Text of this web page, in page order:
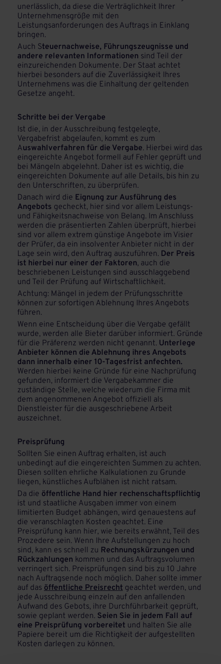
unerlässlich, da diese die Verträglichkeit Ihrer
Unternehmensgröße mit den
Leistungsanforderungen des Auftrags in Einklang
bringen.
Auch Steuernachweise, Führungszeugnisse und
andere relevanten Informationen sind Teil der
einzureichenden Dokumente. Der Staat achtet
hierbei besonders auf die Zuverlässigkeit Ihres
Unternehmens was die Einhaltung der geltenden
Gesetze angeht.
Schritte bei der Vergabe
Ist die, in der Ausschreibung festgelegte,
Vergabefrist abgelaufen, kommt es zum
Auswahlverfahren für die Vergabe. Hierbei wird das
eingereichte Angebot formell auf Fehler geprüft und
bei Mängeln abgelehnt. Daher ist es wichtig, die
eingereichten Dokumente auf alle Details, bis hin zu
den Unterschriften, zu überprüfen.
Danach wird die Eignung zur Ausführung des
Angebots gecheckt, hier sind vor allem Leistungs-
und Fähigkeitsnachweise von Belang. Im Anschluss
werden die präsentierten Zahlen überprüft, hierbei
sind vor allem extrem günstige Angebote im Visier
der Prüfer, da ein insolventer Anbieter nicht in der
Lage sein wird, den Auftrag auszuführen. Der Preis
ist hierbei nur einer der Faktoren, auch die
beschriebenen Leistungen sind ausschlaggebend
und Teil der Prüfung auf Wirtschaftlichkeit.
Achtung: Mängel in jedem der Prüfungsschritte
können zur sofortigen Ablehnung Ihres Angebots
führen.
Wenn eine Entscheidung über die Vergabe gefällt
wurde, werden alle Bieter darüber informiert. Gründe
für die Präferenz werden nicht genannt. Unterlege
Anbieter können die Ablehnung ihres Angebots
dann innerhalb einer 10-Tagesfrist anfechten.
Werden hierbei keine Gründe für eine Nachprüfung
gefunden, informiert die Vergabekammer die
zuständige Stelle, welche wiederum die Firma mit
dem angenommenen Angebot offiziell als
Dienstleister für die ausgeschriebene Arbeit
auszeichnet.
Preisprüfung
Sollten Sie einen Auftrag erhalten, ist auch
unbedingt auf die eingereichten Summen zu achten.
Diesen sollten ehrliche Kalkulationen zu Grunde
liegen, künstliches Aufblähen ist nicht ratsam.
Da die öffentliche Hand hier rechenschaftspflichtig
ist und staatliche Ausgaben immer von einem
limitierten Budget abhängen, wird genauestens auf
die veranschlagten Kosten geachtet. Eine
Preisprüfung kann hier, wie bereits erwähnt, Teil des
Prozedere sein. Wenn Ihre Aufstellungen zu hoch
sind, kann es schnell zu Rechnungskürzungen und
Rückzahlungen kommen und das Auftragsvolumen
verringert sich. Preisprüfungen sind bis zu 10 Jahre
nach Auftragsende noch möglich. Daher sollte immer
auf das öffentliche Preisrecht geachtet werden, und
jede Ausschreibung einzeln auf den anfallenden
Aufwand des Gebots, ihre Durchführbarkeit geprüft,
sowie geplant werden. Seien Sie in jedem Fall auf
eine Preisprüfung vorbereitet und halten Sie alle
Papiere bereit um die Richtigkeit der aufgestellten
Kosten darlegen zu können.